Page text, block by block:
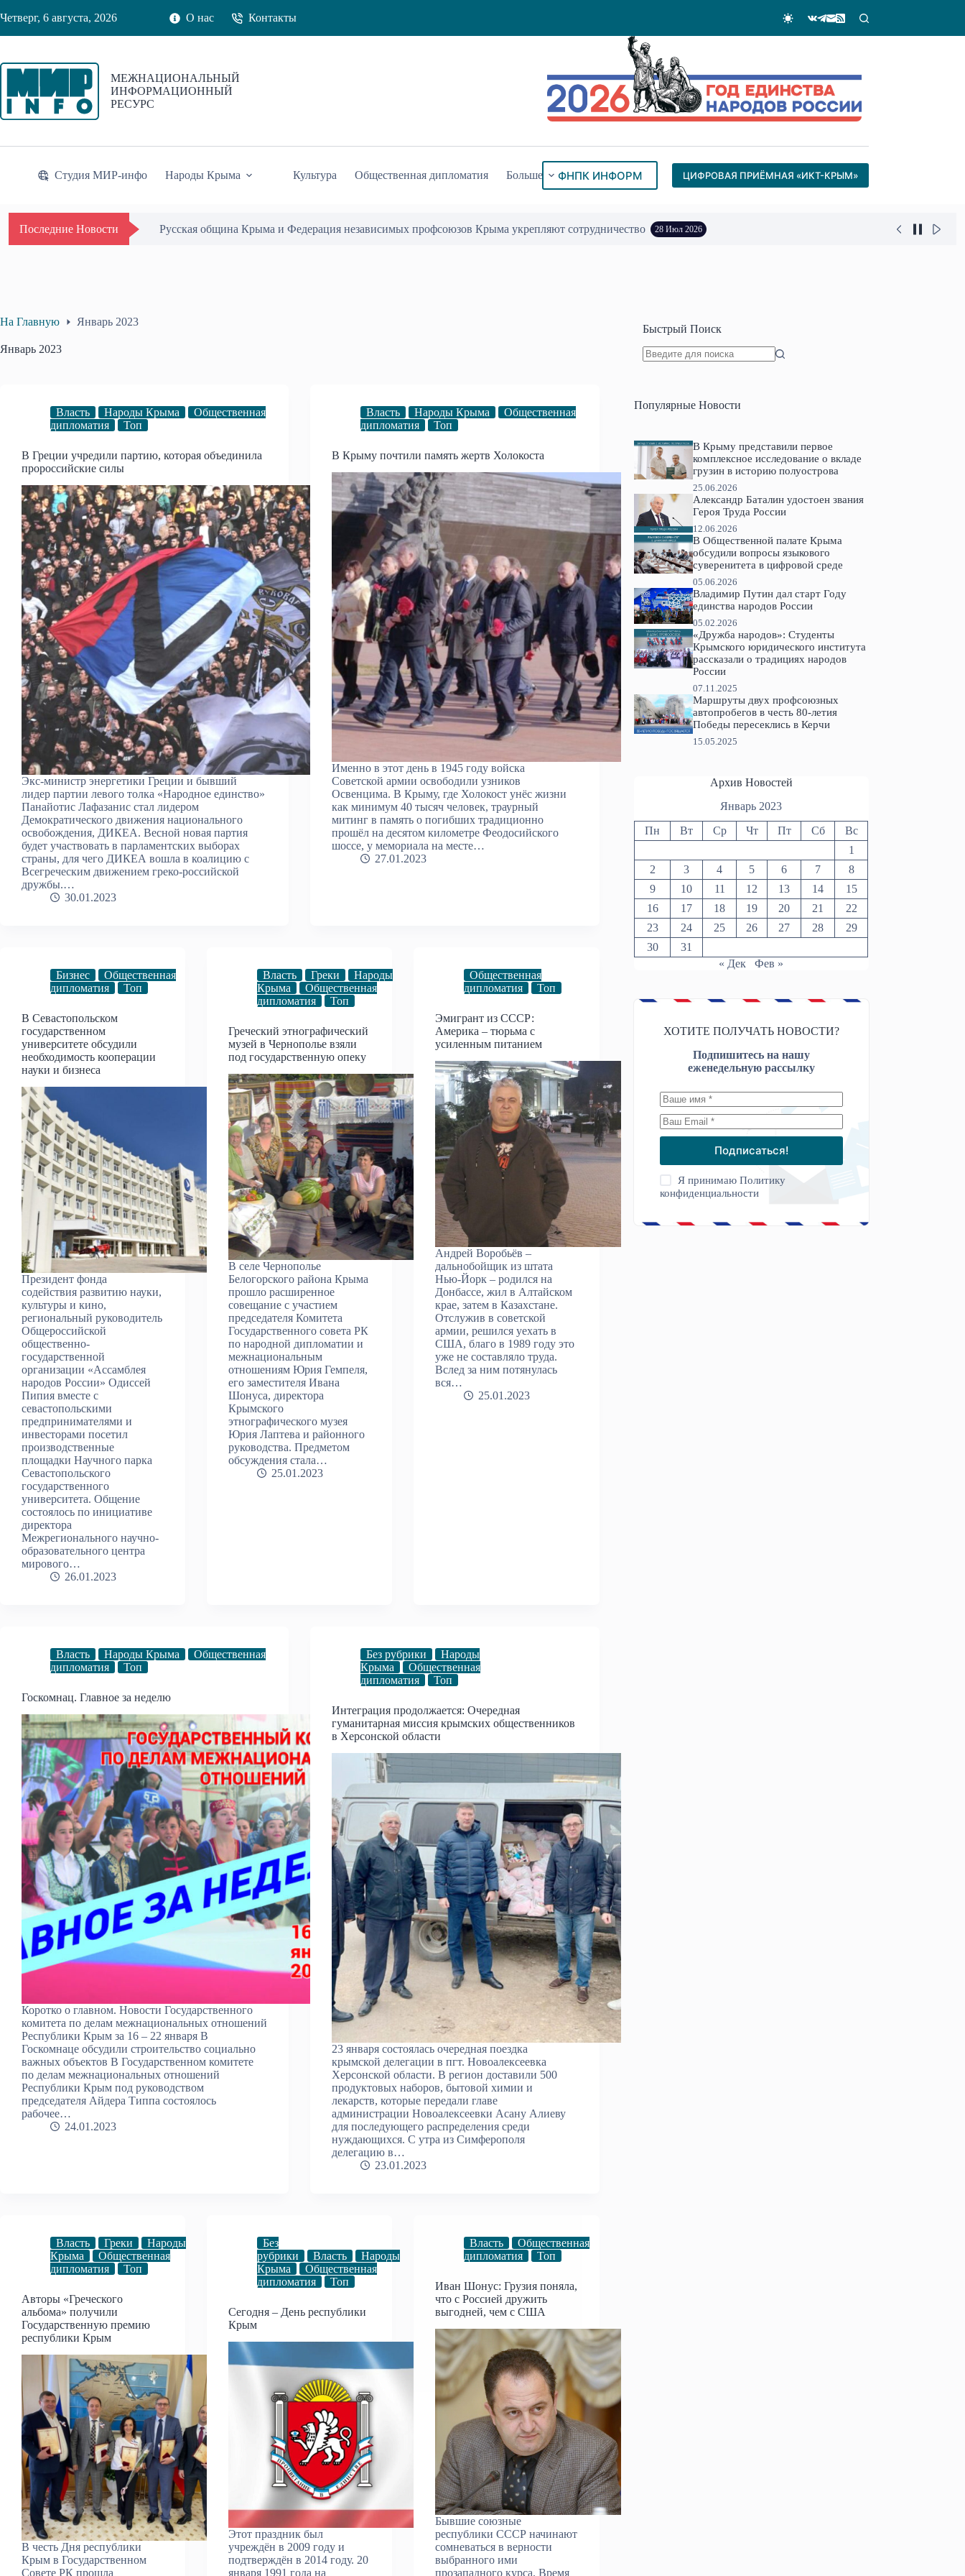
к
Четверг, 6 августа, 2026 О нас Контакты
МЕЖНАЦИОНАЛЬНЫЙ
ИНФОРМАЦИОННЫЙ
РЕСУРС
Студия МИР-инфо Народы Крыма Культура Общественная дипломатия Больше ФНПК ИНФОРМ ЦИФРОВАЯ ПРИЁМНАЯ «ИКТ-КРЫМ»
Последние Новости Одиссей Пипия удостоен Почётного знака «За гражданское служение» 17 Июл 2026
На Главную Январь 2023
Январь 2023
Власть Народы Крыма
Общественная
дипломатия
Топ
В Греции учредили партию, которая объединила
пророссийские силы
Экс-министр энергетики Греции и бывший
лидер партии левого толка «Народное единство»
Панайотис Лафазанис стал лидером
Демократического движения национального
освобождения, ДИКЕА. Весной новая партия
будет участвовать в парламентских выборах
страны, для чего ДИКЕА вошла в коалицию с
Всегреческим движением греко-российской
дружбы.…
30.01.2023
Власть Народы Крыма
Общественная
дипломатия
Топ
В Крыму почтили память жертв Холокоста
Именно в этот день в 1945 году войска
Советской армии освободили узников
Освенцима. В Крыму, где Холокост унёс жизни
как минимум 40 тысяч человек, траурный
митинг в память о погибших традиционно
прошёл на десятом километре Феодосийского
шоссе, у мемориала на месте…
27.01.2023
Бизнес
Общественная
дипломатия
Топ
В Севастопольском
государственном
университете обсудили
необходимость кооперации
науки и бизнеса
Президент фонда
содействия развитию науки,
культуры и кино,
региональный руководитель
Общероссийской
общественно-
государственной
организации «Ассамблея
народов России» Одиссей
Пипия вместе с
севастопольскими
предпринимателями и
инвесторами посетил
производственные
площадки Научного парка
Севастопольского
государственного
университета. Общение
состоялось по инициативе
директора
Межрегионального научно-
образовательного центра
мирового…
26.01.2023
Власть Греки
Народы
Крыма
Общественная
дипломатия
Топ
Греческий этнографический
музей в Чернополье взяли
под государственную опеку
В селе Чернополье
Белогорского района Крыма
прошло расширенное
совещание с участием
председателя Комитета
Государственного совета РК
по народной дипломатии и
межнациональным
отношениям Юрия Гемпеля,
его заместителя Ивана
Шонуса, директора
Крымского
этнографического музея
Юрия Лаптева и районного
руководства. Предметом
обсуждения стала…
25.01.2023
Общественная
дипломатия
Топ
Эмигрант из СССР:
Америка – тюрьма с
усиленным питанием
Андрей Воробьёв –
дальнобойщик из штата
Нью-Йорк – родился на
Донбассе, жил в Алтайском
крае, затем в Казахстане.
Отслужив в советской
армии, решился уехать в
США, благо в 1989 году это
уже не составляло труда.
Вслед за ним потянулась
вся…
25.01.2023
Власть Народы Крыма
Общественная
дипломатия
Топ
Госкомнац. Главное за неделю
Коротко о главном. Новости Государственного
комитета по делам межнациональных отношений
Республики Крым за 16 – 22 января В
Госкомнаце обсудили строительство социально
важных объектов В Государственном комитете
по делам межнациональных отношений
Республики Крым под руководством
председателя Айдера Типпа состоялось
рабочее…
24.01.2023
Без рубрики
Народы
Крыма
Общественная
дипломатия
Топ
Интеграция продолжается: Очередная
гуманитарная миссия крымских общественников
в Херсонской области
23 января состоялась очередная поездка
крымской делегации в пгт. Новоалексеевка
Херсонской области. В регион доставили 500
продуктовых наборов, бытовой химии и
лекарств, которые передали главе
администрации Новоалексеевки Асану Алиеву
для последующего распределения среди
нуждающихся. С утра из Симферополя
делегацию в…
23.01.2023
Власть Греки
Народы
Крыма
Общественная
дипломатия
Топ
Авторы «Греческого
альбома» получили
Государственную премию
республики Крым
В честь Дня республики
Крым в Государственном
Совете РК прошла
Без
рубрики
Власть
Народы
Крыма
Общественная
дипломатия
Топ
Сегодня – День республики
Крым
Этот праздник был
учреждён в 2009 году и
подтверждён в 2014 году. 20
января 1991 года на
Власть
Общественная
дипломатия
Топ
Иван Шонус: Грузия поняла,
что с Россией дружить
выгодней, чем с США
Бывшие союзные
республики СССР начинают
сомневаться в верности
выбранного ими
прозападного курса. Время
Быстрый Поиск
Популярные Новости
В Крыму представили первое
комплексное исследование о вкладе
грузин в историю полуострова
25.06.2026
Александр Баталин удостоен звания
Героя Труда России
12.06.2026
В Общественной палате Крыма
обсудили вопросы языкового
суверенитета в цифровой среде
05.06.2026
Владимир Путин дал старт Году
единства народов России
05.02.2026
«Дружба народов»: Студенты
Крымского юридического института
рассказали о традициях народов
России
07.11.2025
Маршруты двух профсоюзных
автопробегов в честь 80-летия
Победы пересеклись в Керчи
15.05.2025
Архив Новостей
Январь 2023
Пн Вт Ср Чт Пт Сб
Вс
1
2
3 4 5 6 7
8
9
10 11 12 13 14
15
16
17 18 19 20 21
22
23
24 25 26 27 28
29
30
31
« Дек
Фев »
ХОТИТЕ ПОЛУЧАТЬ НОВОСТИ?
Подпишитесь на нашу
еженедельную рассылку
Подписаться!
Я принимаюПолитику
конфиденциальности